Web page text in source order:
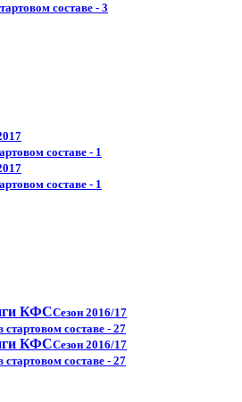
составе - 3
составе - 1
составе - 1
КФССезон 2016/17
стартовом составе - 27
КФССезон 2016/17
стартовом составе - 27